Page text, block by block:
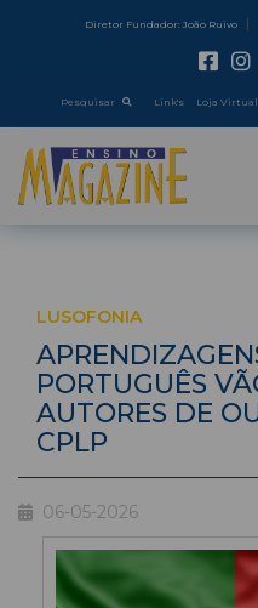
Diretor Fundador: João Ruivo
Pesquisar Link's Loja Virtual
LUSOFONIA
PORTUGUÊS
AUTORES DE
CPLP
06-05-2026